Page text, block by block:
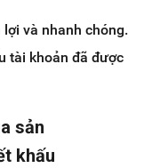
và nhanh chóng.
tài khoản đã được
sản
khấu